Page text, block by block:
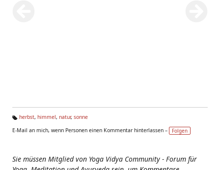
g
herbst, himmel, natur, sonne
E-Mail an mich, wenn Personen einen Kommentar hinterlassen –
Folgen
Sie müssen Mitglied von Yoga Vidya Community - Forum für